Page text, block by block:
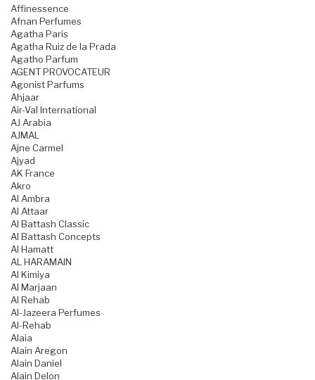
Affinessence
Afnan Perfumes
Agatha Paris
Agatha Ruiz de la Prada
Agatho Parfum
AGENT PROVOCATEUR
Agonist Parfums
Ahjaar
Air-Val International
AJ Arabia
AJMAL
Ajne Carmel
Ajyad
AK France
Akro
Al Ambra
Al Attaar
Al Battash Classic
Al Battash Concepts
Al Hamatt
AL HARAMAIN
Al Kimiya
Al Marjaan
Al Rehab
Al-Jazeera Perfumes
Al-Rehab
Alaia
Alain Aregon
Alain Daniel
Alain Delon